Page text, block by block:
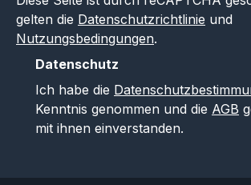
gelten die Datenschutzrichtlinie und
Nutzungsbedingungen.
Datenschutz
Ich habe die
Kenntnis genommen und die AGB
mit ihnen einverstanden.